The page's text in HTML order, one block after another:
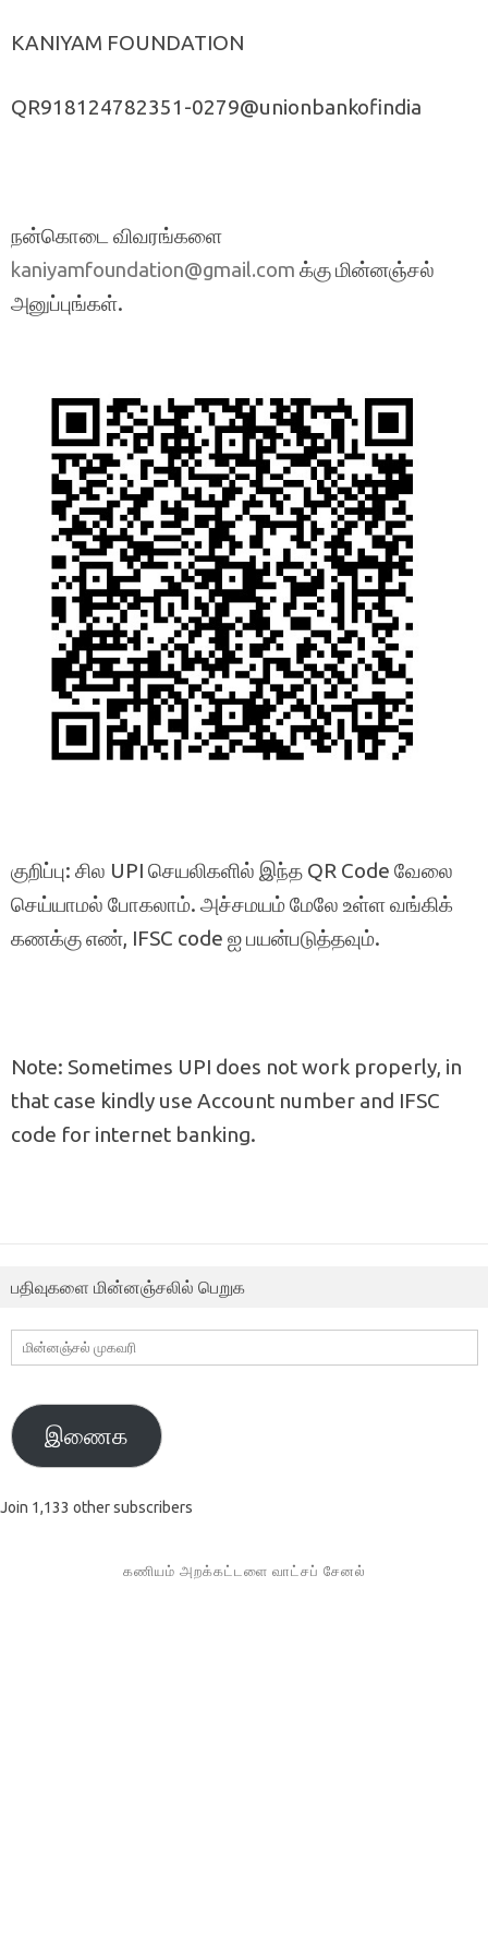
KANIYAM FOUNDATION
QR918124782351-0279@unionbankofindia
நன்கொடை விவரங்களை
kaniyamfoundation@gmail.com க்கு மின்னஞ்சல்
அனுப்புங்கள்.
குறிப்பு: சில UPI செயலிகளில் இந்த QR Code வேலை
செய்யாமல் போகலாம். அச்சமயம் மேலே உள்ள வங்கிக்
கணக்கு எண், IFSC code ஐ பயன்படுத்தவும்.
Note: Sometimes UPI does not work properly, in
that case kindly use Account number and IFSC
code for internet banking.
பதிவுகளை மின்னஞ்சலில் பெறுக
மின்னஞ்சல்
முகவரி
இணைக
Join 1,133 other subscribers
கணியம் அறக்கட்டளை வாட்சப் சேனல்